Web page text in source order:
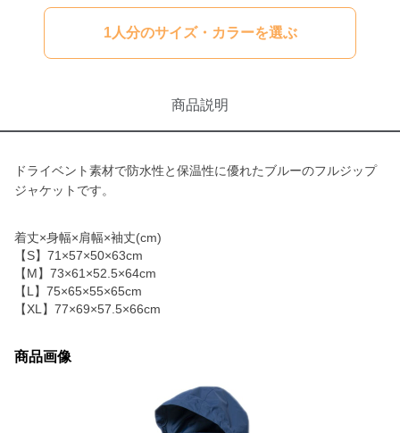
1人分のサイズ・カラーを選ぶ
商品説明
ドライベント素材で防水性と保温性に優れたブルーのフルジップ
ジャケットです。
着丈×身幅×肩幅×袖丈(cm)
【S】71×57×50×63cm
【M】73×61×52.5×64cm
【L】75×65×55×65cm
【XL】77×69×57.5×66cm
商品画像